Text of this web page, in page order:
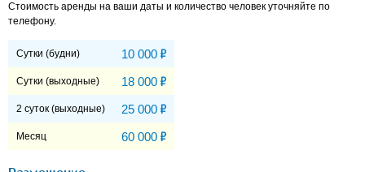
Стоимость аренды на ваши даты и количество человек уточняйте по
телефону.
Сутки (будни) 10 000 Р
Сутки (выходные) 18 000 Р
2 суток (выходные) 25 000 Р
Месяц 60 000 Р